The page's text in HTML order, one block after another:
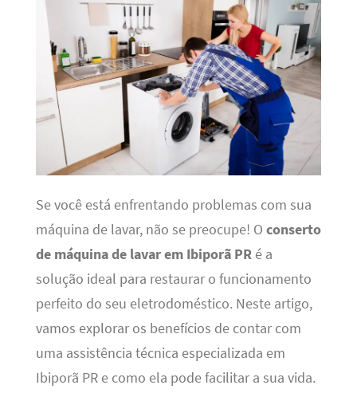
Se você está enfrentando problemas com sua
máquina de lavar, não se preocupe! O conserto
de máquina de lavar em Ibiporã PRé a
solução ideal para restaurar o funcionamento
perfeito do seu eletrodoméstico. Neste artigo,
vamos explorar os benefícios de contar com
uma assistência técnica especializada em
Ibiporã PR e como ela pode facilitar a sua vida.